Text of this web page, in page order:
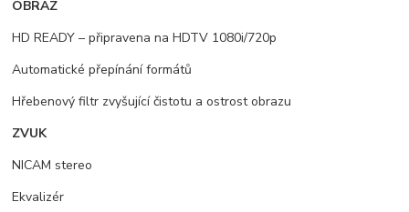
OBRAZ
HD READY – připravena na HDTV 1080i/720p
Automatické přepínání formátů
Hřebenový filtr zvyšující čistotu a ostrost obrazu
ZVUK
NICAM stereo
Ekvalizér